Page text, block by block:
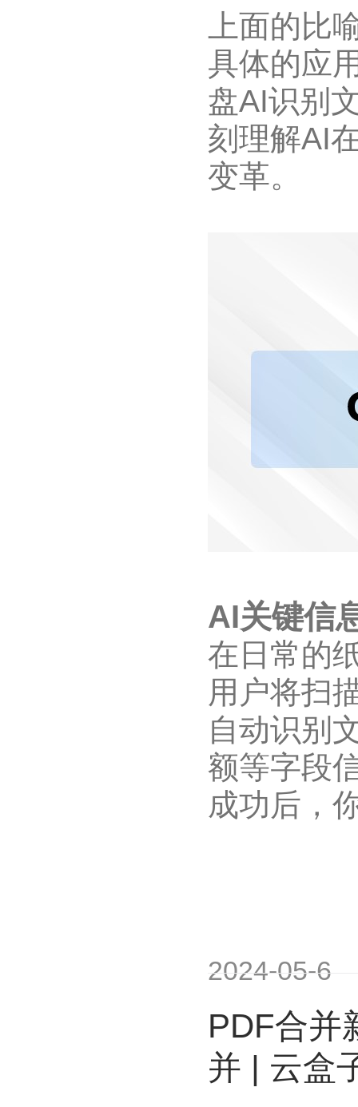
上面的比
具体的应
盘AI识别
刻理解AI
变革。
AI关键信
在日常的
用户将扫
自动识别
额等字段
成功后，
2024-05-6
PDF合并
并 | 云盒